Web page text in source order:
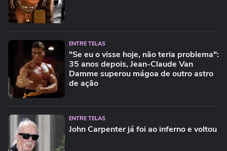
ENTRE TELAS
"Se eu o visse hoje, não teria problema":
35 anos depois, Jean-Claude Van
Damme superou mágoa de outro astro
de ação
ENTRE TELAS
John Carpenter já foi ao inferno e voltou